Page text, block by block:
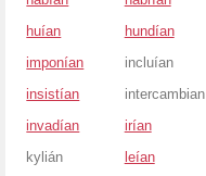
huían
hundían
imponían
incluían
insistían
intercambian
invadían
irían
kylián
leían